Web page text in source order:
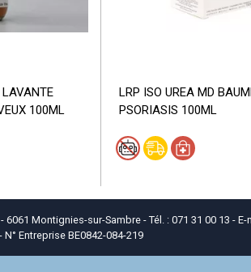
100ML
LRP ISO UREA MD
PSORIASIS 100ML
6061 Montignies-sur-Sambre - Tél. : 071 31 00 13 - E-
N° Entreprise BE0842-084-219